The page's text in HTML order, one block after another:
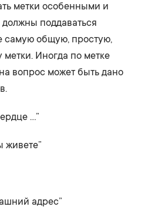
метки особенными и
поддаваться
самую общую, простую,
Иногда по метке
вопрос может быть дано
…”
живете”
адрес”